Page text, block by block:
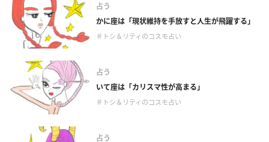
占う
かに座は「現状維持を手放すと人生が飛躍する」
＃トシ＆リティのコスモ占い
占う
いて座は「カリスマ性が高まる」
＃トシ＆リティのコスモ占い
占う